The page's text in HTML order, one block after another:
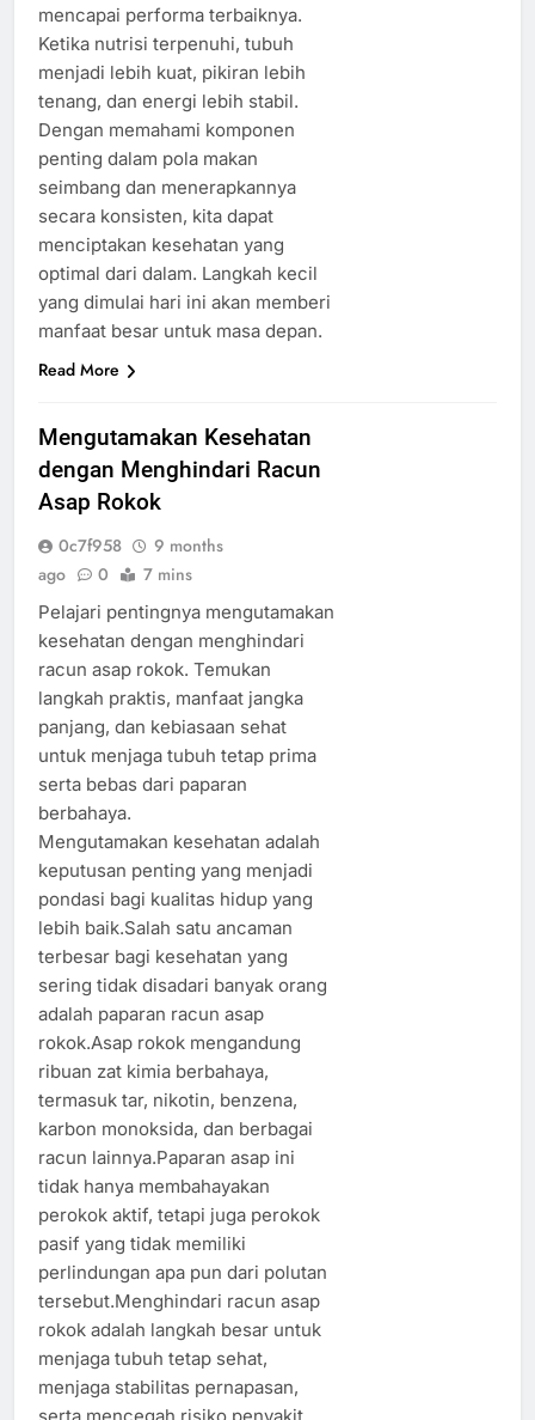
mencapai performa terbaiknya.
Ketika nutrisi terpenuhi, tubuh
menjadi lebih kuat, pikiran lebih
tenang, dan energi lebih stabil.
Dengan memahami komponen
penting dalam pola makan
seimbang dan menerapkannya
secara konsisten, kita dapat
menciptakan kesehatan yang
optimal dari dalam. Langkah kecil
yang dimulai hari ini akan memberi
manfaat besar untuk masa depan.
Read More
Mengutamakan Kesehatan
dengan Menghindari Racun
Asap Rokok
0c7f958
9 months
ago
0 7 mins
Pelajari pentingnya mengutamakan
kesehatan dengan menghindari
racun asap rokok. Temukan
langkah praktis, manfaat jangka
panjang, dan kebiasaan sehat
untuk menjaga tubuh tetap prima
serta bebas dari paparan
berbahaya.
Mengutamakan kesehatan adalah
keputusan penting yang menjadi
pondasi bagi kualitas hidup yang
lebih baik.Salah satu ancaman
terbesar bagi kesehatan yang
sering tidak disadari banyak orang
adalah paparan racun asap
rokok.Asap rokok mengandung
ribuan zat kimia berbahaya,
termasuk tar, nikotin, benzena,
karbon monoksida, dan berbagai
racun lainnya.Paparan asap ini
tidak hanya membahayakan
perokok aktif, tetapi juga perokok
pasif yang tidak memiliki
perlindungan apa pun dari polutan
tersebut.Menghindari racun asap
rokok adalah langkah besar untuk
menjaga tubuh tetap sehat,
menjaga stabilitas pernapasan,